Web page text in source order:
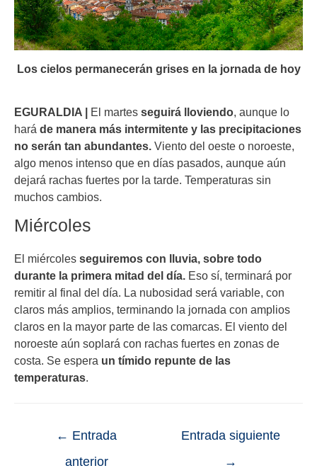
Los cielos permanecerán grises en la jornada de hoy
EGURALDIA | El martes seguirá lloviendo, aunque lo
hará de manera más intermitente y las precipitaciones
no serán tan abundantes. Viento del oeste o noroeste,
algo menos intenso que en días pasados, aunque aún
dejará rachas fuertes por la tarde. Temperaturas sin
muchos cambios.
Miércoles
El miércoles seguiremos con lluvia, sobre todo
durante la primera mitad del día. Eso sí, terminará por
remitir al final del día. La nubosidad será variable, con
claros más amplios, terminando la jornada con amplios
claros en la mayor parte de las comarcas. El viento del
noroeste aún soplará con rachas fuertes en zonas de
costa. Se espera un tímido repunte de las
temperaturas
← Entrada
anterior
Entrada siguiente
→